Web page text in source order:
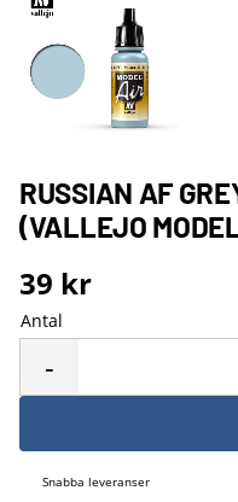
RUSSIAN AF
(VALLEJO
39 kr
Antal
-
Snabba leveranser